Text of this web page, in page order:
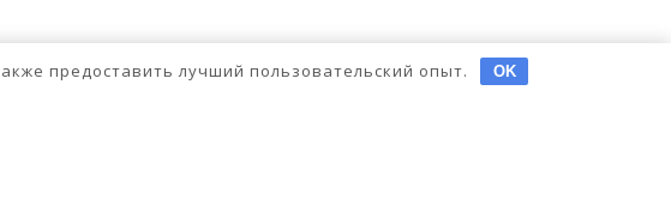
предоставить лучший пользовательский опыт. OK